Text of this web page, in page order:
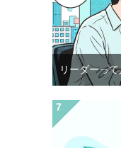
リーダーっ